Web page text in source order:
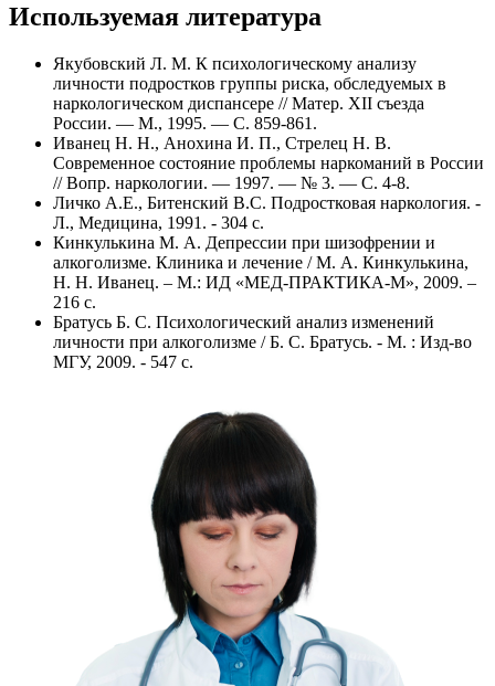
Используемая литература
Якубовский Л. М. К психологическому анализу
личности подростков группы риска, обследуемых в
наркологическом диспансере // Матер. XII съезда
России. — М., 1995. — С. 859-861.
Иванец Н. Н., Анохина И. П., Стрелец Н. В.
Современное состояние проблемы наркоманий в России
// Вопр. наркологии. — 1997. — № 3. — С. 4-8.
Личко А.Е., Битенский В.С. Подростковая наркология. -
Л., Медицина, 1991. - 304 с.
Кинкулькина М. А. Депрессии при шизофрении и
алкоголизме. Клиника и лечение / М. А. Кинкулькина,
Н. Н. Иванец. – М.: ИД «МЕД-ПРАКТИКА-М», 2009. –
216 с.
Братусь Б. С. Психологический анализ изменений
личности при алкоголизме / Б. С. Братусь. - М. : Изд-во
МГУ, 2009. - 547 с.